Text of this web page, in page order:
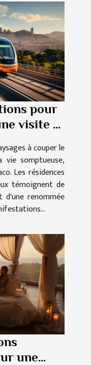
pour
visite à
à couper le
somptueuse,
Les résidences
témoignent de
d'une renommée
une